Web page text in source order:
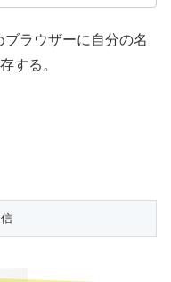
ラウザーに自分の名
する。